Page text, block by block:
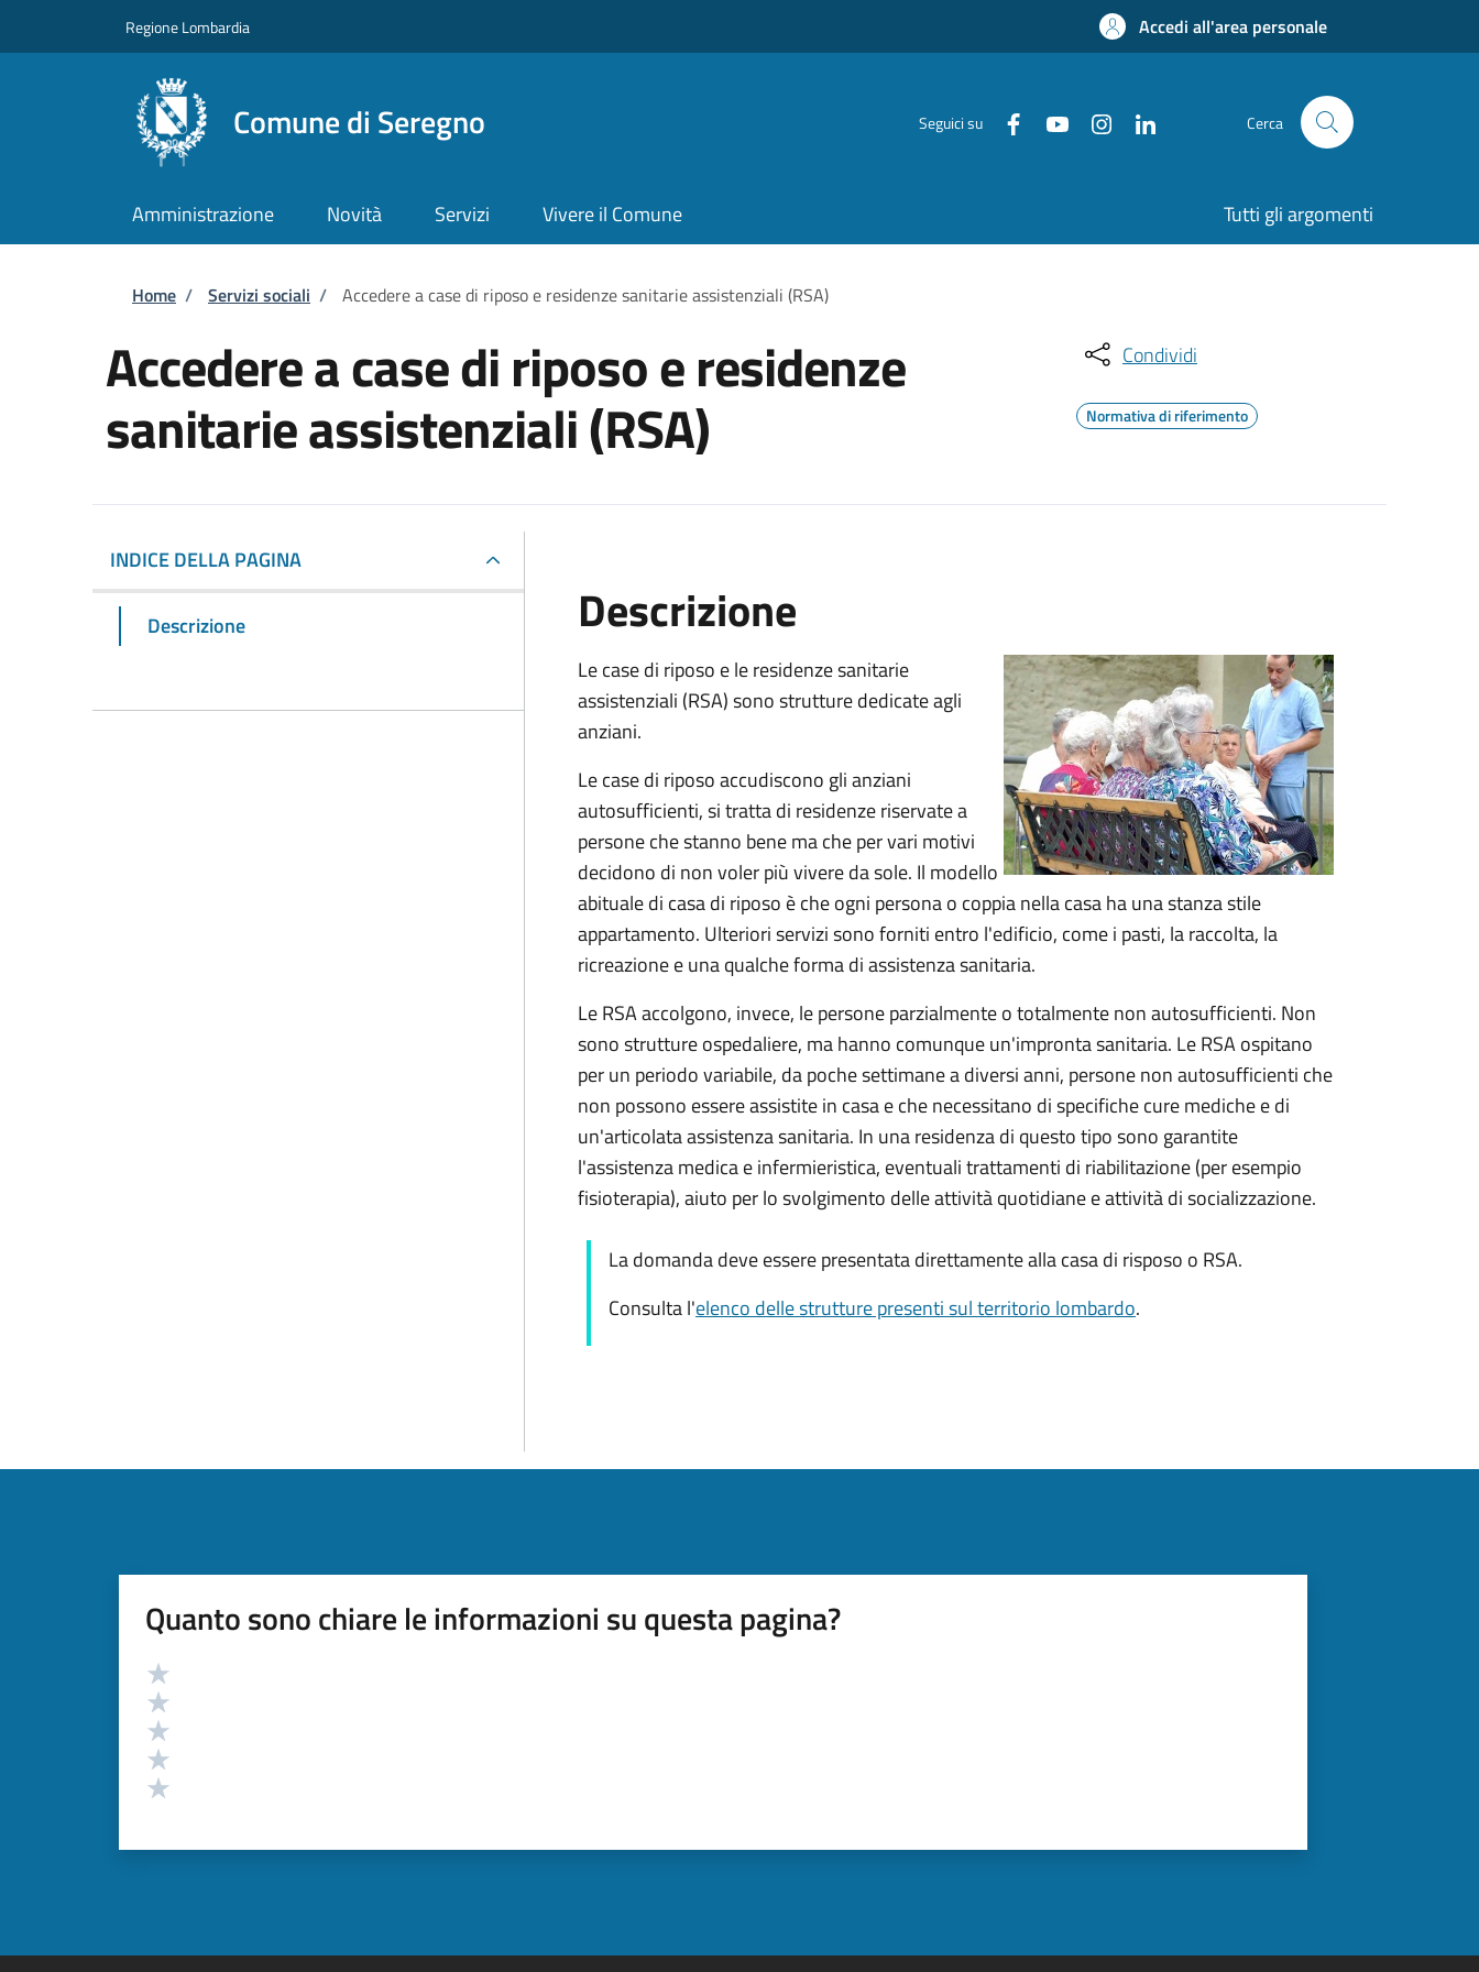
Regione Lombardia Accedi all'area personale
Comune di Seregno Seguici su Cerca
Amministrazione Novità Servizi Vivere il Comune Tutti gli argomenti
Briciole di pane
Home / Servizi sociali / Accedere a case di riposo e residenze sanitarie assistenziali (RSA)
Accedere a case di riposo e residenze
sanitarie assistenziali (RSA)
Condividi
Normativa di riferimento
INDICE DELLA PAGINA
Descrizione Descrizione
Le case di riposo e le residenze sanitarie
assistenziali (RSA) sono strutture dedicate agli
anziani.
Le case di riposo accudiscono gli anziani
autosufficienti, si tratta di residenze riservate a
persone che stanno bene ma che per vari motivi
decidono di non voler più vivere da sole. Il modello
abituale di casa di riposo è che ogni persona o coppia nella casa ha una stanza stile
appartamento. Ulteriori servizi sono forniti entro l'edificio, come i pasti, la raccolta, la
ricreazione e una qualche forma di assistenza sanitaria.
Le RSA accolgono, invece, le persone parzialmente o totalmente non autosufficienti. Non
sono strutture ospedaliere, ma hanno comunque un'impronta sanitaria. Le RSA ospitano
per un periodo variabile, da poche settimane a diversi anni, persone non autosufficienti che
non possono essere assistite in casa e che necessitano di specifiche cure mediche e di
un'articolata assistenza sanitaria. In una residenza di questo tipo sono garantite
l'assistenza medica e infermieristica, eventuali trattamenti di riabilitazione (per esempio
fisioterapia), aiuto per lo svolgimento delle attività quotidiane e attività di socializzazione.
La domanda deve essere presentata direttamente alla casa di risposo o RSA.
Consulta l'elenco delle strutture presenti sul territorio lombardo.
Quanto sono chiare le informazioni su questa pagina?
Valutazione